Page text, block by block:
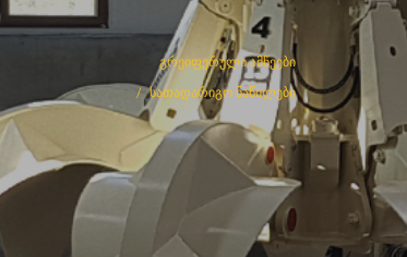
ᲒᲠᲔᲘᲤᲔᲠᲣᲚᲘ ᲐᲛᲬᲔᲔᲑᲘ
ᲡᲐᲗᲐᲓᲐᲠᲘᲒᲝ ᲜᲐᲬᲘᲚᲔᲑᲘ